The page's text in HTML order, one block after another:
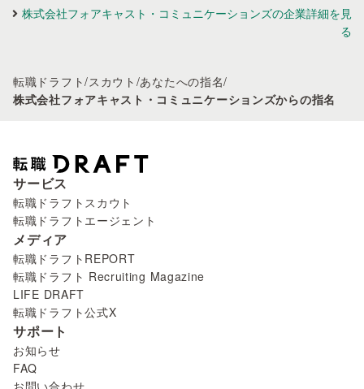
株式会社フォアキャスト・コミュニケーションズの企業詳細を見
る
転職ドラフト/スカウト /あなたへの指名/
株式会社フォアキャスト・コミュニケーションズからの指名
サービス
転職ドラフトスカウト
転職ドラフトエージェント
メディア
転職ドラフトREPORT
転職ドラフト Recruiting Magazine
LIFE DRAFT
転職ドラフト公式X
サポート
お知らせ
FAQ